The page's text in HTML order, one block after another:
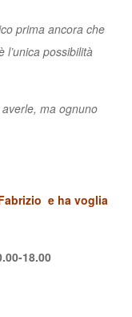
prima ancora che
l’unica possibilità
ma ognuno
e ha voglia
18.00